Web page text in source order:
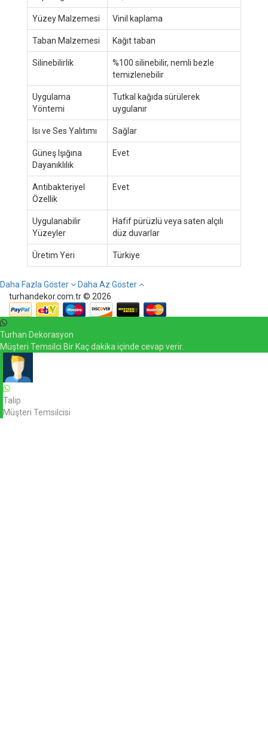
Yüzey Malzemesi Vinil kaplama
Taban Malzemesi Kağıt taban
Silinebilirlik
%100 silinebilir, nemli bezle
temizlenebilir
Uygulama
Yöntemi
Tutkal kağıda sürülerek
uygulanır
Isı ve Ses Yalıtımı Sağlar
Güneş Işığına
Dayanıklılık
Evet
Antibakteriyel
Özellik
Evet
Uygulanabilir
Yüzeyler
Hafif pürüzlü veya saten alçılı
düz duvarlar
Üretim Yeri Türkiye
Daha Fazla Göster
Daha Az Göster
turhandekor.com.tr © 2026
Turhan Dekorasyon
Müşteri Temsilci Bir Kaç dakika içinde cevap verir.
Talip
Müşteri Temsilcisi